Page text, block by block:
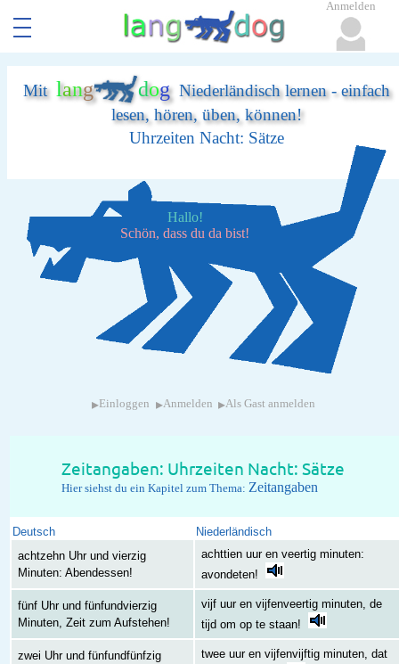
Mit lang dogNiederländisch lernen - einfach
lesen, hören, üben, können!
Uhrzeiten Nacht: Sätze
Hallo!
Schön, dass du da bist!
▸ Einloggen ▸Anmelden ▸Als Gast anmelden
Zeitangaben: Uhrzeiten Nacht: Sätze
Hier siehst du ein Kapitel zum Thema: Zeitangaben
Deutsch
Niederländisch
achtzehn Uhr und vierzig
Minuten: Abendessen!
achttien uur en veertig minuten:
avondeten!
fünf Uhr und fünfundvierzig
Minuten, Zeit zum Aufstehen!
vijf uur en vijfenveertig minuten, de
tijd om op te staan!
zwei Uhr und fünfundfünfzig
twee uur en vijfenvijftig minuten, dat
Anmelden